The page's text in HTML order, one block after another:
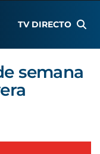
TV DIRECTO
semana